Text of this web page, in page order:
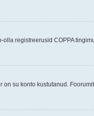
registreerusid COPPA
su konto kustutanud.